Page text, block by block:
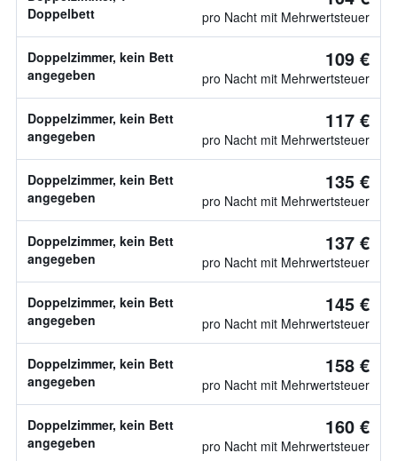
Doppelbett
pro Nacht mit Mehrwertsteuer
Doppelzimmer, kein Bett
angegeben
109 €
pro Nacht mit Mehrwertsteuer
Doppelzimmer, kein Bett
angegeben
117 €
pro Nacht mit Mehrwertsteuer
Doppelzimmer, kein Bett
angegeben
135 €
pro Nacht mit Mehrwertsteuer
Doppelzimmer, kein Bett
angegeben
137 €
pro Nacht mit Mehrwertsteuer
Doppelzimmer, kein Bett
angegeben
145 €
pro Nacht mit Mehrwertsteuer
Doppelzimmer, kein Bett
angegeben
158 €
pro Nacht mit Mehrwertsteuer
Doppelzimmer, kein Bett
angegeben
160 €
pro Nacht mit Mehrwertsteuer